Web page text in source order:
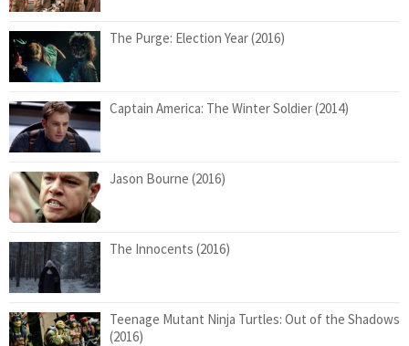
The Purge: Election Year (2016)
Captain America: The Winter Soldier (2014)
Jason Bourne (2016)
The Innocents (2016)
Teenage Mutant Ninja Turtles: Out of the Shadows
(2016)